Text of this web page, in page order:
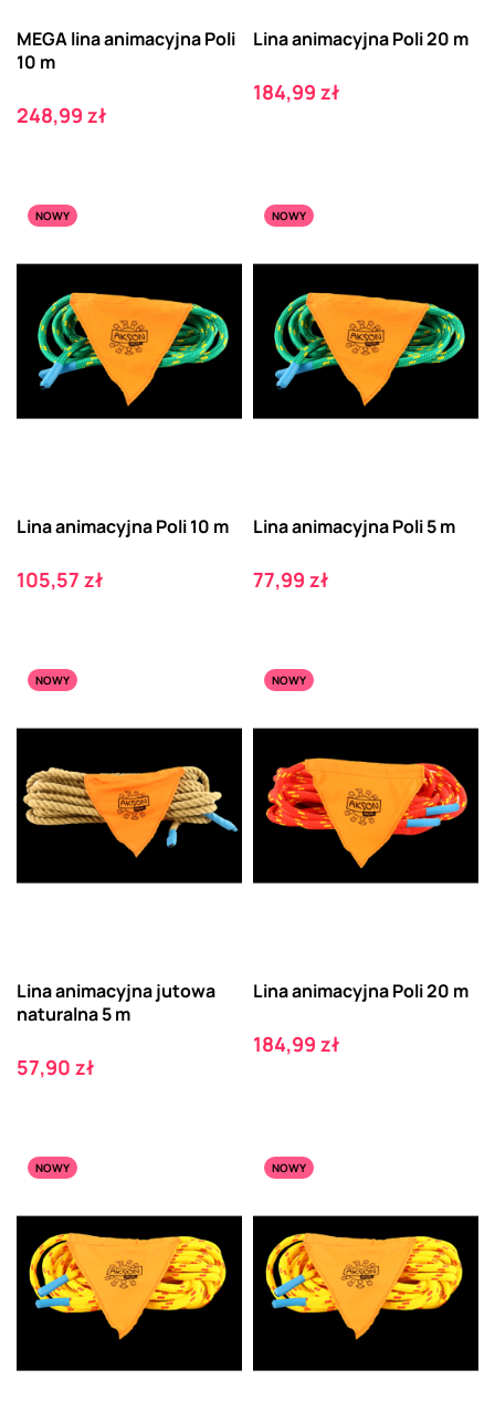
MEGA lina animacyjna Poli
10 m
Cena
248,99 zł
Lina animacyjna Poli 20 m
Cena
184,99 zł
NOWY
Lina animacyjna Poli 10 m
Cena
105,57 zł
NOWY
Lina animacyjna Poli 5 m
Cena
77,99 zł
NOWY
Lina animacyjna jutowa
naturalna 5 m
Cena
57,90 zł
NOWY
Lina animacyjna Poli 20 m
Cena
184,99 zł
NOWY NOWY